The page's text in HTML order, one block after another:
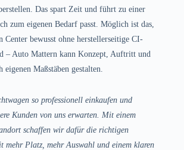
Das spart Zeit und führt zu einer
zum eigenen Bedarf passt. Möglich ist das,
Center bewusst ohne herstellerseitige CI-
– Auto Mattern kann Konzept, Auftritt und
eigenen Maßstäben gestalten.
so professionell einkaufen und
Kunden von uns erwarten. Mit einem
schaffen wir dafür die richtigen
mehr Platz, mehr Auswahl und einem klaren